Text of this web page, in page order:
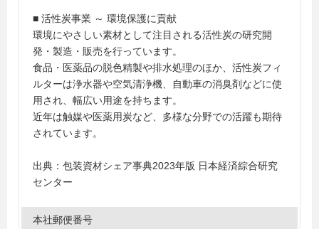
■ 活性炭事業 ～ 環境保護に貢献
環境にやさしい素材として注目される活性炭の研究開
発・製造・販売を行っています。
食品・医薬品の脱色精製や排水処理のほか、活性炭フィ
ルターは浄水器や空気清浄機、自動車の消臭剤などに使
用され、幅広い用途を持ちます。
近年は触媒や医薬用炭など、多様な分野での活躍も期待
されています。
出典：包装資材シェア事典2023年版 日本経済綜合研究
センター
本社郵便番号